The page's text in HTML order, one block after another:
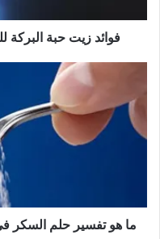
فوائد زيت حبة
ما هو تفسير حلم السكر